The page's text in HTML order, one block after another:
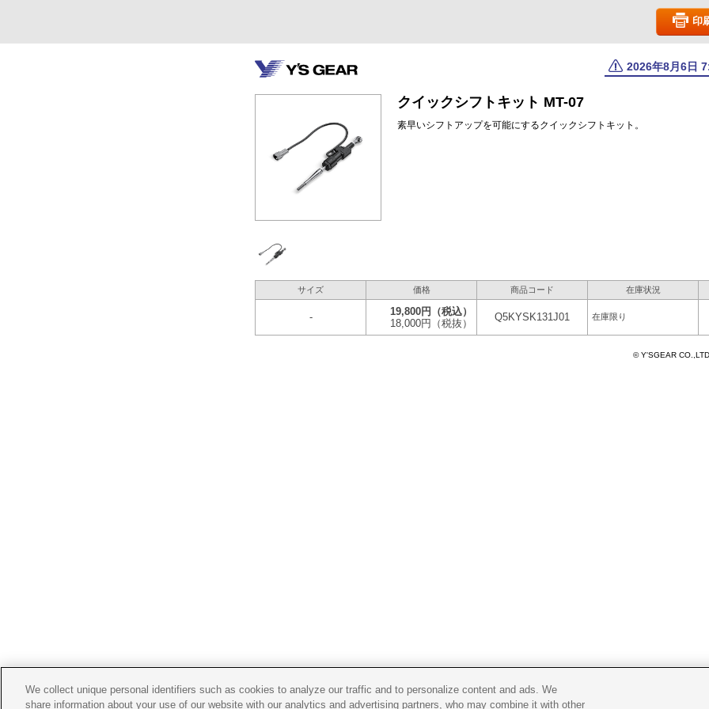
印
2026年8月6日
クイックシフトキット MT-07
素早いシフトアップを可能にするクイックシフトキット。
サイズ 価格 商品コード 在庫状況
- 19,800円
（税込）
18,000円
（税抜）
Q5KYSK131J01 在庫限り
© Y'SGEAR
We collect unique personal identifiers such as cookies to analyze our traffic and to personalize content and ads. We
share information about your use of our website with our analytics and advertising partners, who may combine it with other